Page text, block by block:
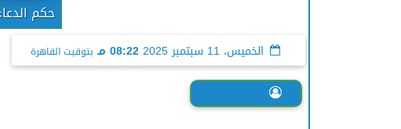
حكم
الخميس، 11 سبتمبر 2025 08:22 مـ بتوقيت القاهرة